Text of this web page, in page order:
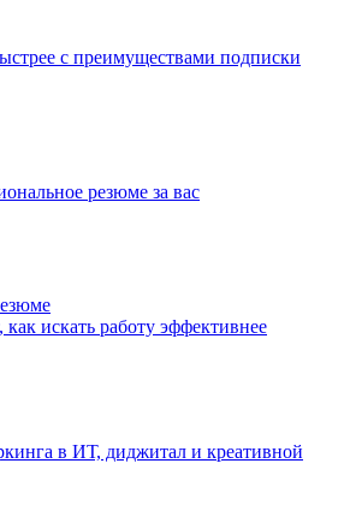
с преимуществами подписки
резюме за вас
как искать работу эффективнее
в ИТ, диджитал и креативной